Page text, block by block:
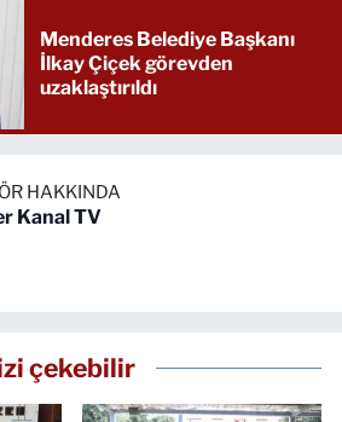
Menderes Belediye Başkanı
İlkay Çiçek görevden
uzaklaştırıldı
HAKKINDA
Kanal TV
çekebilir